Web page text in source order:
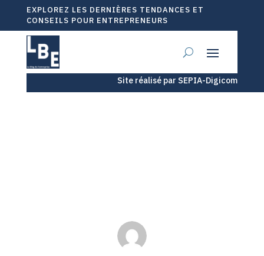
EXPLOREZ LES DERNIÈRES TENDANCES ET
CONSEILS POUR ENTREPRENEURS
Site réalisé par SEPIA-Digicom